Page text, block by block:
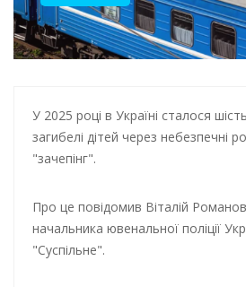
У 2025 році в Україні сталося
загибелі дітей через небезпечні
"зачепінг".
Про це повідомив Віталій
начальника ювенальної поліції
"Суспільне".